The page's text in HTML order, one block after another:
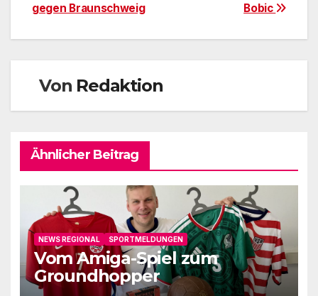
Bobic
gegen Braunschweig
Von Redaktion
Ähnlicher Beitrag
NEWS REGIONAL SPORTMELDUNGEN
Vom Amiga-Spiel zum
Groundhopper